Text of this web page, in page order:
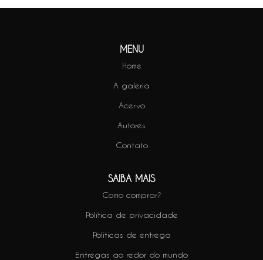
MENU
Home
A galeria
Acervo
Autores
Contato
SAIBA MAIS
Como comprar?
Política de privacidade
Políticas de entrega
Entregas ao redor do mundo